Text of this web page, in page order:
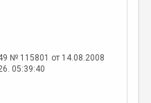
№ 115801 от 14.08.2008
05:39:40